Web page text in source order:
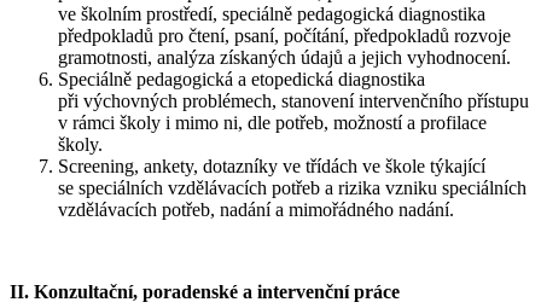
ve školním prostředí, speciálně pedagogická diagnostika
předpokladů pro čtení, psaní, počítání, předpokladů rozvoje
gramotnosti, analýza získaných údajů a jejich vyhodnocení.
Speciálně pedagogická a etopedická diagnostika
při výchovných problémech, stanovení intervenčního přístupu
v rámci školy i mimo ni, dle potřeb, možností a profilace
školy.
Screening, ankety, dotazníky ve třídách ve škole týkající
se speciálních vzdělávacích potřeb a rizika vzniku speciálních
vzdělávacích potřeb, nadání a mimořádného nadání.
II. Konzultační, poradenské a intervenční práce